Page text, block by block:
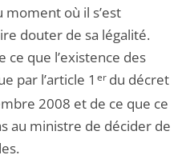
moment où il s’est
douter de sa légalité.
que l’existence des
par l’article 1 erdu décret
2008 et de ce que ce
au ministre de décider de